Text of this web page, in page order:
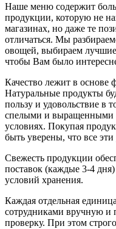
Наше меню содержит
продукции, которую не
магазинах, но даже те
отличаться. Мы
овощей, выбираем
чтобы Вам было
Качество лежит в
Натуральные продукты
пользу и удовольствие в
cпелыми и выращенными
условиях. Покупая
быть уверены, что все
Свежесть продукции
поставок (каждые 3-4
условий хранения.
Каждая отдельная
сотрудниками вручную и
проверку. При этом